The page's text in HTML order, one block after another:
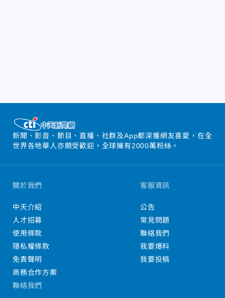
新聞、影音、節目、直播、社群及App都深獲網友喜愛，在全
世界各地華人亦頗受歡迎，全球擁有2000萬粉絲。
關於我們
中天介紹
人才招募
使用條款
隱私權條款
免責聲明
商務合作方案
客服資訊
公告
常見問題
聯絡我們
我要爆料
我要投稿
聯絡我們